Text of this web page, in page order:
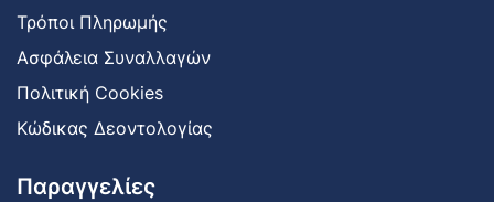
Τρόποι Πληρωμής
Ασφάλεια Συναλλαγών
Πολιτική Cookies
Κώδικας Δεοντολογίας
Παραγγελίες